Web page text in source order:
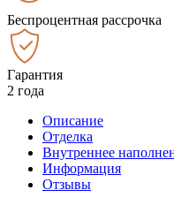
Беспроцентная рассрочка
Гарантия
2 года
Описание
Отделка
Внутреннее
Информация
Отзывы